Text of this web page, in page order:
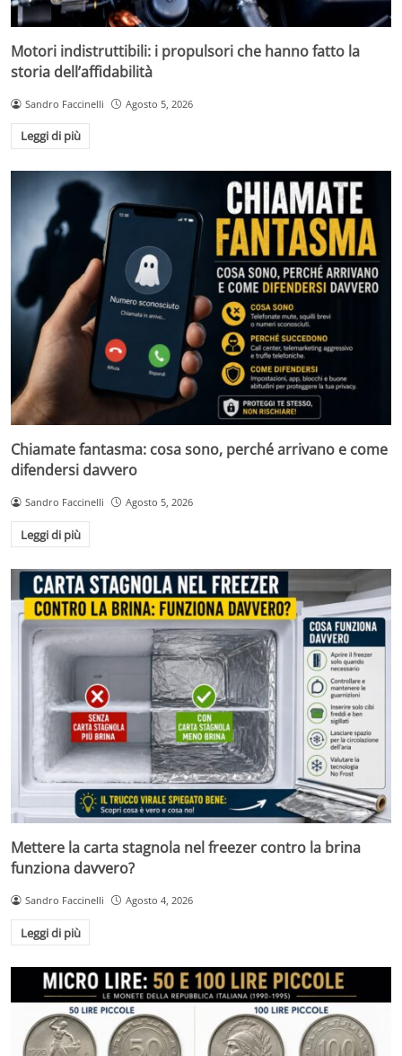
Motori indistruttibili: i propulsori che hanno fatto la
storia dell’affidabilità
Sandro Faccinelli Agosto 5, 2026
Leggi di più
Chiamate fantasma: cosa sono, perché arrivano e come
difendersi davvero
Sandro Faccinelli Agosto 5, 2026
Leggi di più
Mettere la carta stagnola nel freezer contro la brina
funziona davvero?
Sandro Faccinelli Agosto 4, 2026
Leggi di più